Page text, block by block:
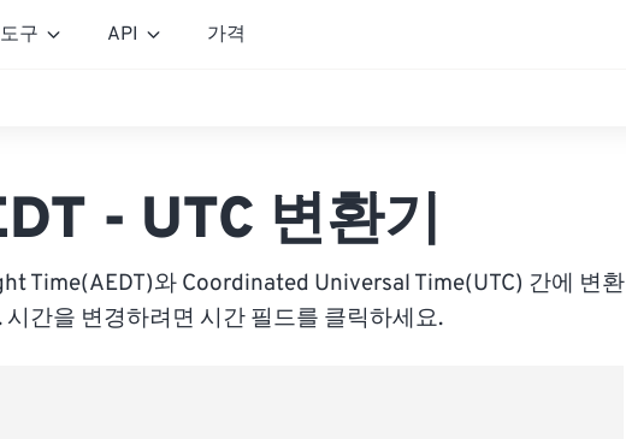
도구 API 가격
- UTC 변환기
Time(AEDT)와 Coordinated Universal Time(UTC) 간에 변환
시간을 변경하려면 시간 필드를 클릭하세요.